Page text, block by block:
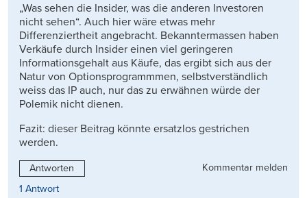
„Was sehen die Insider, was die anderen Investoren
nicht sehen“. Auch hier wäre etwas mehr
Differenziertheit angebracht. Bekanntermassen haben
Verkäufe durch Insider einen viel geringeren
Informationsgehalt aus Käufe, das ergibt sich aus der
Natur von Optionsprogrammmen, selbstverständlich
weiss das IP auch, nur das zu erwähnen würde der
Polemik nicht dienen.
Fazit: dieser Beitrag könnte ersatzlos gestrichen
werden.
Antworten
Kommentar melden
1 Antwort